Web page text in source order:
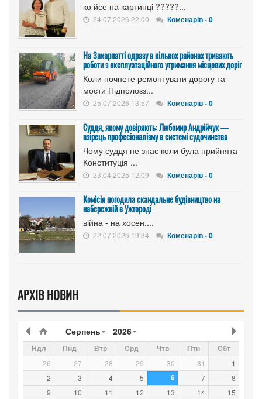
ко йсе на картинці ?????...
24.07.2026 22:00 Коменарів - 0
На Закарпатті одразу в кількох районах тривають
роботи з експлуатаційного утримання місцевих доріг
Коли почнете ремонтувати дорогу та
мости Підполозз...
25.07.2026 13:57 Коменарів - 0
Суддя, якому довіряють: Любомир Андрійчук —
взірець професіоналізму в системі судочинства
Чому суддя не знає коли була прийнята
Конституція ...
23.04.2025 12:09 Коменарів - 0
Комісія погодила скандальне будівництво на
набережній в Ужгороді
війна - на хосен....
22.07.2026 19:34 Коменарів - 0
АРХІВ НОВИН
Серпень 2026
Ндл Пнд Втр Срд Чтв Птн Сбт
26 27 28 29 30 31
1
2
3 4 5 6 7
8
9
10 11 12 13 14
15